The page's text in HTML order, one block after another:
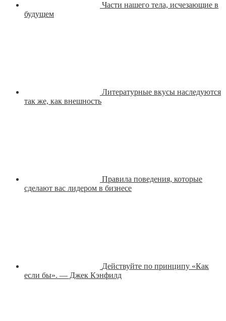
Части нашего тела, исчезающие в
будущем
Литературные вкусы наследуются
так же, как внешность
Правила поведения, которые
сделают вас лидером в бизнесе
Действуйте по принципу «Как
если бы». — Джек Кэнфилд